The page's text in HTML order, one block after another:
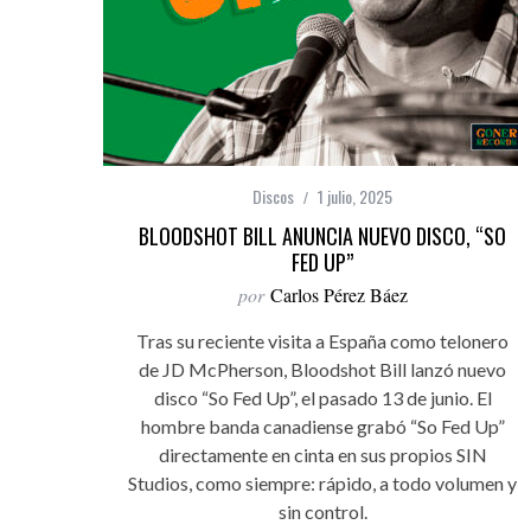
Discos 1 julio, 2025
BLOODSHOT BILL ANUNCIA NUEVO DISCO, “SO
FED UP”
por Carlos Pérez Báez
Tras su reciente visita a España como telonero
de JD McPherson, Bloodshot Bill lanzó nuevo
disco “So Fed Up”, el pasado 13 de junio. El
hombre banda canadiense grabó “So Fed Up”
directamente en cinta en sus propios SIN
Studios, como siempre: rápido, a todo volumen y
sin control.